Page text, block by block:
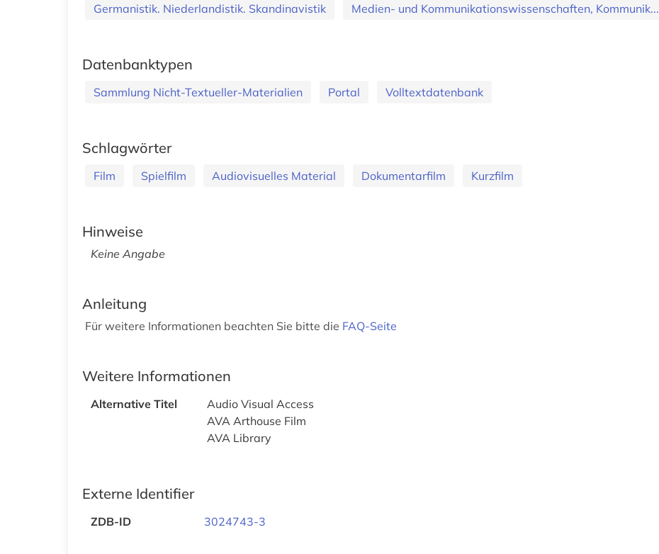
Germanistik. Niederlandistik. Skandinavistik
Medien- und Kommunikationswissenschaften, Kommunik...
Datenbanktypen
Sammlung Nicht-Textueller-Materialien Portal Volltextdatenbank
Schlagwörter
Film Spielfilm Audiovisuelles Material Dokumentarfilm Kurzfilm
Hinweise
Keine Angabe
Anleitung
Für weitere Informationen beachten Sie bitte die FAQ-Seite
Weitere Informationen
Alternative Titel
Audio Visual Access
AVA Arthouse Film
AVA Library
Externe Identifier
ZDB-ID 3024743-3